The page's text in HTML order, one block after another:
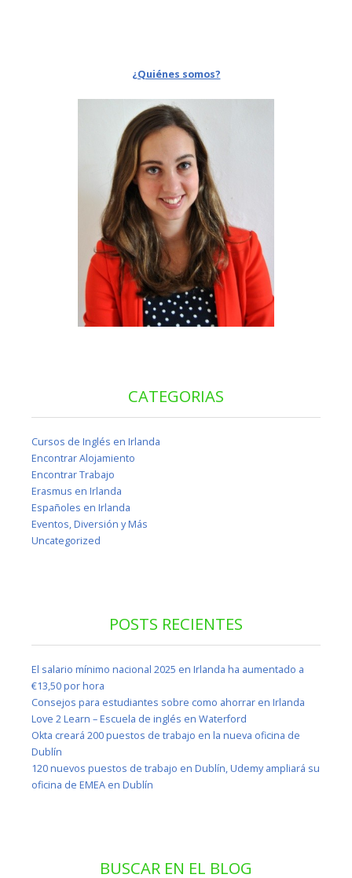
¿Quiénes somos?
CATEGORIAS
Cursos de Inglés en Irlanda
Encontrar Alojamiento
Encontrar Trabajo
Erasmus en Irlanda
Españoles en Irlanda
Eventos, Diversión y Más
Uncategorized
POSTS RECIENTES
El salario mínimo nacional 2025 en Irlanda ha aumentado a
€13,50 por hora
Consejos para estudiantes sobre como ahorrar en Irlanda
Love 2 Learn – Escuela de inglés en Waterford
Okta creará 200 puestos de trabajo en la nueva oficina de
Dublín
120 nuevos puestos de trabajo en Dublín, Udemy ampliará su
oficina de EMEA en Dublín
BUSCAR EN EL BLOG